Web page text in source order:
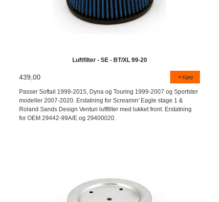
Luftfilter - SE - BT/XL 99-20
439,00 Kjøp
Passer Softail 1999-2015, Dyna og Touring 1999-2007 og Sportster
modeller 2007-2020. Erstatning for Screamin' Eagle stage 1 &
Roland Sands Design Venturi luftfilter med lukket front. Erstatning
for OEM 29442-99A/E og 29400020.